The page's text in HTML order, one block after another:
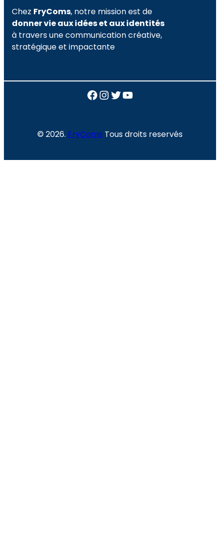
Chez FryComs, notre mission est de
donner vie aux idées et aux identités
à travers une communication créative,
stratégique et impactante
Facebook
Instagram
Twitter
YouTube
© 2026. FryComs Tous droits reservés